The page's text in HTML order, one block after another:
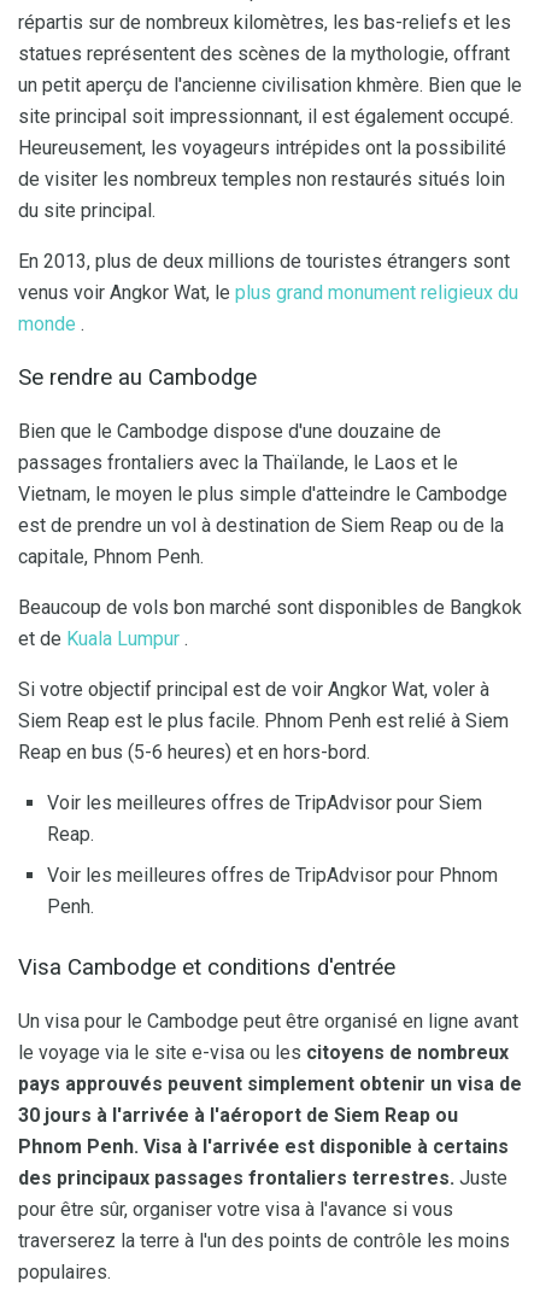
répartis sur de nombreux kilomètres, les bas-reliefs et les
statues représentent des scènes de la mythologie, offrant
un petit aperçu de l'ancienne civilisation khmère. Bien que le
site principal soit impressionnant, il est également occupé.
Heureusement, les voyageurs intrépides ont la possibilité
de visiter les nombreux temples non restaurés situés loin
du site principal.
En 2013, plus de deux millions de touristes étrangers sont
venus voir Angkor Wat, le plus grand monument religieux du
monde .
Se rendre au Cambodge
Bien que le Cambodge dispose d'une douzaine de
passages frontaliers avec la Thaïlande, le Laos et le
Vietnam, le moyen le plus simple d'atteindre le Cambodge
est de prendre un vol à destination de Siem Reap ou de la
capitale, Phnom Penh.
Beaucoup de vols bon marché sont disponibles de Bangkok
et de Kuala Lumpur .
Si votre objectif principal est de voir Angkor Wat, voler à
Siem Reap est le plus facile. Phnom Penh est relié à Siem
Reap en bus (5-6 heures) et en hors-bord.
Voir les meilleures offres de TripAdvisor pour Siem
Reap.
Voir les meilleures offres de TripAdvisor pour Phnom
Penh.
Visa Cambodge et conditions d'entrée
Un visa pour le Cambodge peut être organisé en ligne avant
le voyage via le site e-visa ou les citoyens de nombreux
pays approuvés peuvent simplement obtenir un visa de
30 jours à l'arrivée à l'aéroport de Siem Reap ou
Phnom Penh. Visa à l'arrivée est disponible à certains
des principaux passages frontaliers terrestres. Juste
pour être sûr, organiser votre visa à l'avance si vous
traverserez la terre à l'un des points de contrôle les moins
populaires.